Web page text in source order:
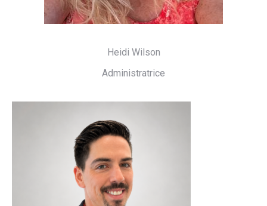
Heidi Wilson
Administratrice